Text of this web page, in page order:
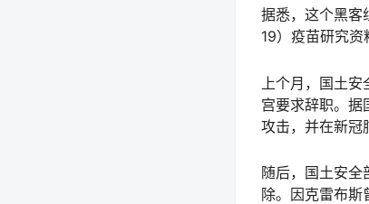
据悉，这个黑客
19）疫苗研究资
上个月，国土
宫要求辞职。据
攻击，并在新冠
随后，国土安
除。因克雷布斯